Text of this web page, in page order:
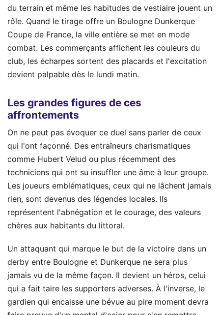
du terrain et même les habitudes de vestiaire jouent un
rôle. Quand le tirage offre un Boulogne Dunkerque
Coupe de France, la ville entière se met en mode
combat. Les commerçants affichent les couleurs du
club, les écharpes sortent des placards et l'excitation
devient palpable dès le lundi matin.
Les grandes figures de ces
affrontements
On ne peut pas évoquer ce duel sans parler de ceux
qui l'ont façonné. Des entraîneurs charismatiques
comme Hubert Velud ou plus récemment des
techniciens qui ont su insuffler une âme à leur groupe.
Les joueurs emblématiques, ceux qui ne lâchent jamais
rien, sont devenus des légendes locales. Ils
représentent l'abnégation et le courage, des valeurs
chères aux habitants du littoral.
Un attaquant qui marque le but de la victoire dans un
derby entre Boulogne et Dunkerque ne sera plus
jamais vu de la même façon. Il devient un héros, celui
qui a fait taire les supporters adverses. À l'inverse, le
gardien qui encaisse une bévue au pire moment devra